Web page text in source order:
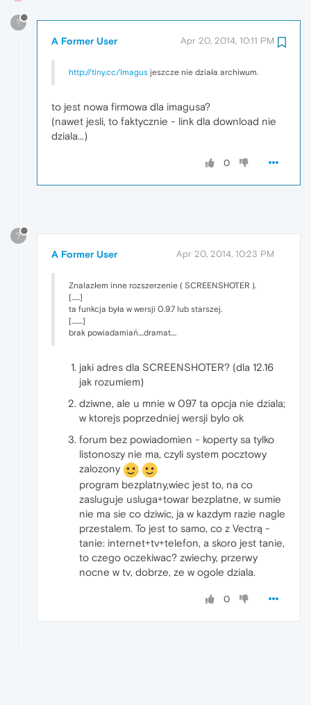
?
A Former User Apr 20, 2014, 10:11 PM
http://tiny.cc/Imagus jeszcze nie działa archiwum.
to jest nowa firmowa dla imagusa?
(nawet jesli, to faktycznie - link dla download nie
dziala...)
0
?
A Former User Apr 20, 2014, 10:23 PM
Znalazłem inne rozszerzenie ( SCREENSHOTER ).
[......]
ta funkcja była w wersji 0.9.7 lub starszej.
[........]
brak powiadamiań....dramat....
jaki adres dla SCREENSHOTER? (dla 12.16
jak rozumiem)
dziwne, ale u mnie w 097 ta opcja nie dziala;
w ktorejs poprzedniej wersji bylo ok
forum bez powiadomien - koperty sa tylko
listonoszy nie ma, czyli system pocztowy
zalozony
program bezplatny,wiec jest to, na co
zasluguje usluga+towar bezplatne, w sumie
nie ma sie co dziwic, ja w kazdym razie nagle
przestalem. To jest to samo, co z Vectrą -
tanie: internet+tv+telefon, a skoro jest tanie,
to czego oczekiwac? zwiechy, przerwy
nocne w tv, dobrze, ze w ogole dziala.
0